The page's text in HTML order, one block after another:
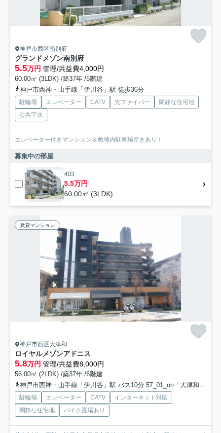
神戸市西区南別府
グランドメゾン南別府
5.5万円 管理/共益費4,000円
60.00㎡ (3LDK) /築37年 /5階建
神戸市西神・山手線「伊川谷」駅 徒歩36分
駐輪場 エレベーター CATV 光ファイバー
閑静な住宅地
公共下水
エレベーター付きマンション＆敷地内駐⾞場空きあり！
募集中の部屋
403
5.5万円
60.00㎡ (3LDK)
賃貸マンション
神戸市西区大津和
ロイヤルメゾンアドニス
5.8万円 管理/共益費8,000円
56.00㎡ (2LDK) /築37年 /6階建
神戸市西神・山手線「伊川谷」駅 バス10分 57_01_on「大津和」 停歩6分
駐輪場 エレベーター CATV
インターネット対応
閑静な住宅地
バイク置場あり